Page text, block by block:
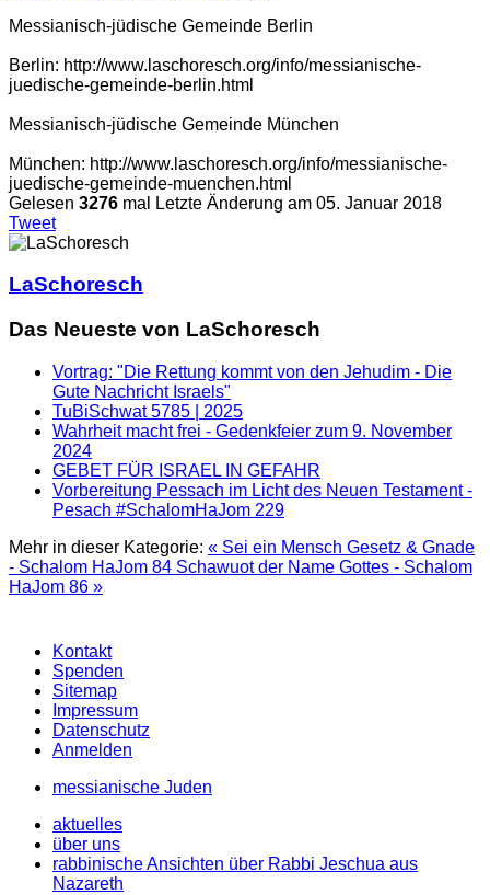
Messianisch-jüdische Gemeinde Berlin
Berlin: http://www.laschoresch.org/info/messianische-
juedische-gemeinde-berlin.html
Messianisch-jüdische Gemeinde München
München: http://www.laschoresch.org/info/messianische-
juedische-gemeinde-muenchen.html
Gelesen 3276 mal
Letzte Änderung am 05. Januar 2018
Tweet
LaSchoresch
Das Neueste von LaSchoresch
Vortrag: "Die Rettung kommt von den Jehudim - Die
Gute Nachricht Israels"
TuBiSchwat 5785 | 2025
Wahrheit macht frei - Gedenkfeier zum 9. November
2024
GEBET FÜR ISRAEL IN GEFAHR
Vorbereitung Pessach im Licht des Neuen Testament -
Pesach #SchalomHaJom 229
Mehr in dieser Kategorie: « Sei ein Mensch Gesetz & Gnade
- Schalom HaJom 84 Schawuot der Name Gottes - Schalom
HaJom 86 »
Kontakt
Spenden
Sitemap
Impressum
Datenschutz
Anmelden
messianische Juden
aktuelles
über uns
rabbinische Ansichten über Rabbi Jeschua aus
Nazareth